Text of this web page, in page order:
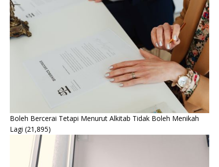
Boleh Bercerai Tetapi Menurut Alkitab Tidak Boleh Menikah
Lagi (21,895)